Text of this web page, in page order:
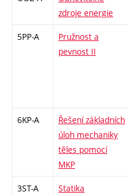
zdroje energie
5PP-A
Pružnost a
pevnost II
6KP-A
Řešení základních
úloh mechaniky
těles pomocí
MKP
3ST-A Statika